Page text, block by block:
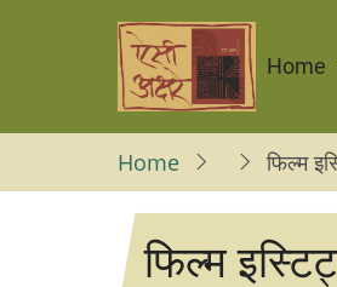
Home
Home फिल्म
फिल्म